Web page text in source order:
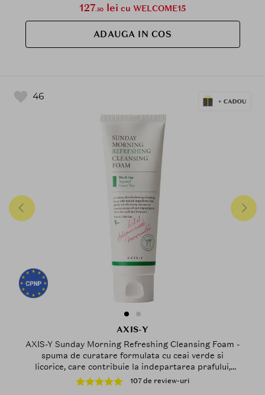
127.50 lei cu WELCOME15
ADAUGA IN COS
46
AXIS-Y
AXIS-Y Sunday Morning Refreshing Cleansing Foam -
spuma de curatare formulata cu ceai verde si
licorice, care contribuie la indepartarea prafului,
poluantilor si uleiului de la suprafata pielii si la
metinerea barierei pielii - 120 ml
107 de review-uri